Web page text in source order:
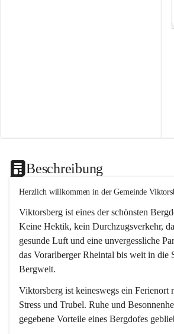
Beschreibung
Herzlich willkommen in der Gemeinde
Viktorsberg ist eines der schönsten
Keine Hektik, kein Durchzugsverkehr,
gesunde Luft und eine unvergessliche
das Vorarlberger Rheintal bis weit in die
Bergwelt.
Viktorsberg ist keineswegs ein Ferienort
Stress und Trubel. Ruhe und
gegebene Vorteile eines Bergdofes